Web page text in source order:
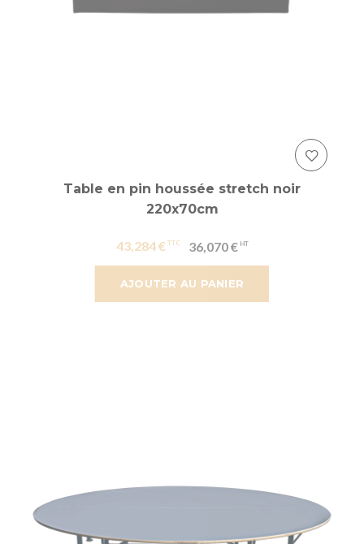
AJOUTER AU PANIER
Table en pin houssée stretch noir
220x70cm
43,284 € 36,070 €